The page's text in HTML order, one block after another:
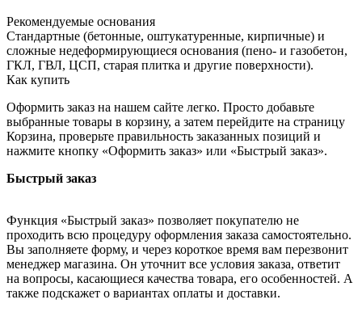
Рекомендуемые основания
Стандартные (бетонные, оштукатуренные, кирпичные) и
сложные недеформирующиеся основания (пено- и газобетон,
ГКЛ, ГВЛ, ЦСП, старая плитка и другие поверхности).
Как купить
Оформить заказ на нашем сайте легко. Просто добавьте
выбранные товары в корзину, а затем перейдите на страницу
Корзина, проверьте правильность заказанных позиций и
нажмите кнопку «Оформить заказ» или «Быстрый заказ».
Быстрый заказ
Функция «Быстрый заказ» позволяет покупателю не
проходить всю процедуру оформления заказа самостоятельно.
Вы заполняете форму, и через короткое время вам перезвонит
менеджер магазина. Он уточнит все условия заказа, ответит
на вопросы, касающиеся качества товара, его особенностей. А
также подскажет о вариантах оплаты и доставки.